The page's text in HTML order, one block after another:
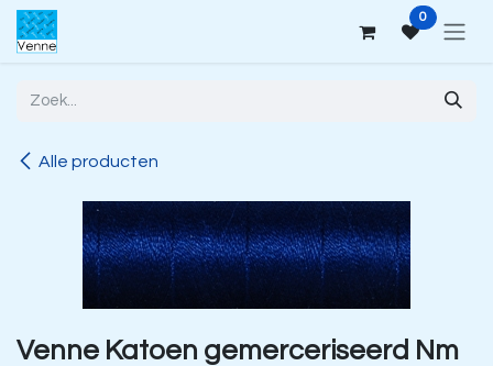
Overslaan naar inhoud 0
Alle producten
Venne Katoen gemerceriseerd Nm